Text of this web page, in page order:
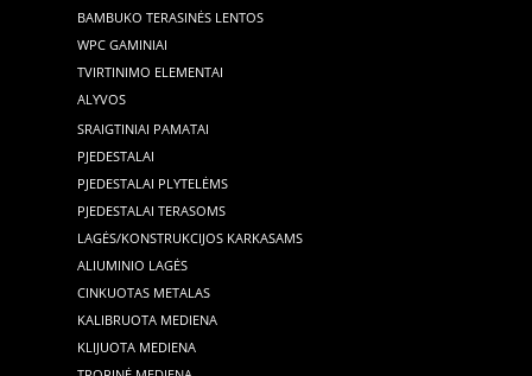
BAMBUKO TERASINĖS LENTOS
WPC GAMINIAI
TVIRTINIMO ELEMENTAI
ALYVOS
SRAIGTINIAI PAMATAI
PJEDESTALAI
PJEDESTALAI PLYTELĖMS
PJEDESTALAI TERASOMS
LAGĖS/KONSTRUKCIJOS KARKASAMS
ALIUMINIO LAGĖS
CINKUOTAS METALAS
KALIBRUOTA MEDIENA
KLIJUOTA MEDIENA